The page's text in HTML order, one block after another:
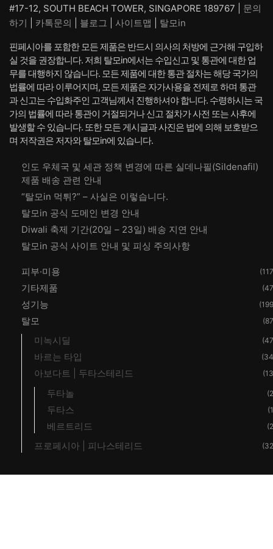
#17-12, SOUTH BEACH TOWER, SINGAPORE 189767 | 문의
하기
카톡문의 블로그 사이트맵 탈모in
핀페시아를 포함한 모든 제품은 반드시 의사의 처방에 근거해 구입하
실 것을 권장합니다. 저희 탈모in에서는 수입신고 및 통관에 대한 업
무를 대행하지 않습니다. 모든 제품에 대한 통관 절차는 해당 국가의
법률에 따라 이루어지며, 모든 제품은 자가사용을 전제로 하며 통관
과 신고는 수입화주인 고객님께서 진행하셔야 합니다. 수령하시는 국
가의 법률에 따라 통관이 거절되거나 신고 절차가 사전 또는 사후에
발생할 수 있습니다. 또한 모든 게시글과 사진은 법에 의해 보호받으
며 저작권은 저자와 탈모in에 있습니다.
인도 우체국 및 세관 정책 변경에 따른 실데나필(Sildenafil)
제품 배송 관련 안내
“탈모in 먹튀?” – 사실은 이렇습니다.
탈모in 공식 도메인 변경 안내
Diwali 축제 기간(20일 – 23일) 배송 지연 안내
탈모in 공식 사이트 안내 및 피싱 주의사항
피부·미용
기타제품
성기능
탈모
미녹시딜
바르는 타입
아보다트 | 두타스테리드
두타놀
두타스
베르트리드
프로페시아 | 피나스테리드